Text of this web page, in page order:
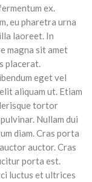
ex.
eu pharetra urna
laoreet. In
magna sit amet
placerat.
eget vel
aliquam ut. Etiam
tortor
Nullam dui
diam. Cras porta
auctor. Cras
porta est.
luctus et ultrices